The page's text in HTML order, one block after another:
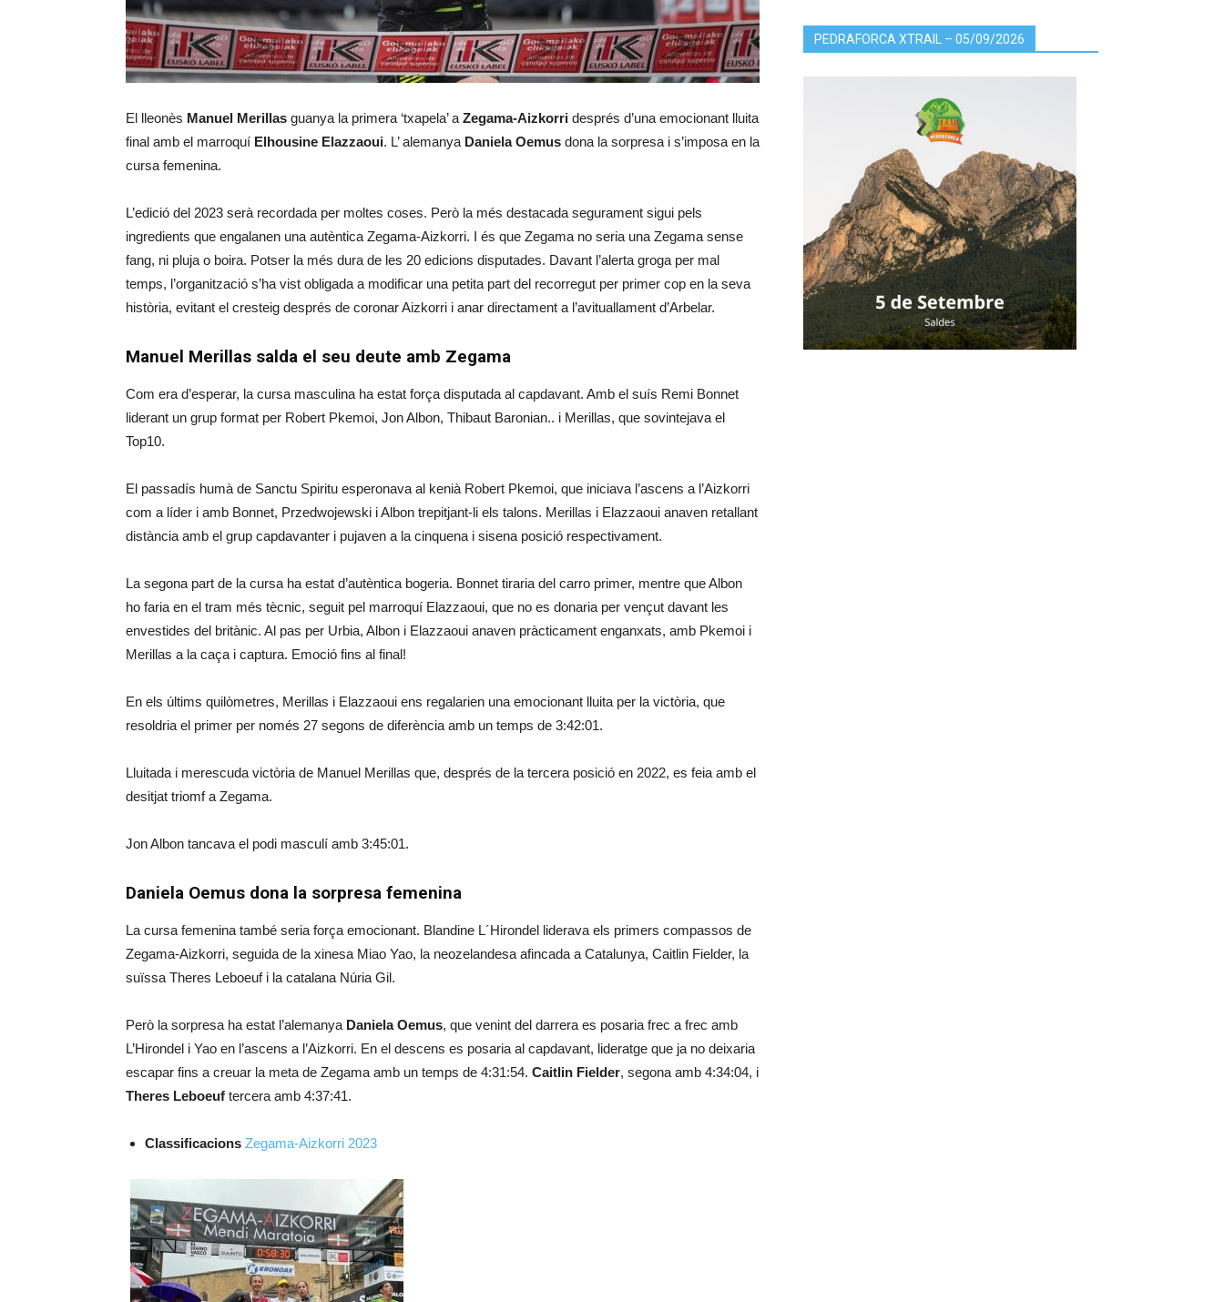
El lleonès Manuel Merillas guanya la primera ‘txapela’ a Zegama-Aizkorri després d’una emocionant lluita
final amb el marroquí Elhousine Elazzaoui. L’ alemanya Daniela Oemus dona la sorpresa i s’imposa en la
cursa femenina.
L’edició del 2023 serà recordada per moltes coses. Però la més destacada segurament sigui pels
ingredients que engalanen una autèntica Zegama-Aizkorri. I és que Zegama no seria una Zegama sense
fang, ni pluja o boira. Potser la més dura de les 20 edicions disputades. Davant l’alerta groga per mal
temps, l’organització s’ha vist obligada a modificar una petita part del recorregut per primer cop en la seva
història, evitant el cresteig després de coronar Aizkorri i anar directament a l’avituallament d’Arbelar.
Manuel Merillas salda el seu deute amb Zegama
Com era d’esperar, la cursa masculina ha estat força disputada al capdavant. Amb el suís Remi Bonnet
liderant un grup format per Robert Pkemoi, Jon Albon, Thibaut Baronian.. i Merillas, que sovintejava el
Top10.
El passadís humà de Sanctu Spiritu esperonava al kenià Robert Pkemoi, que iniciava l’ascens a l’Aizkorri
com a líder i amb Bonnet, Przedwojewski i Albon trepitjant-li els talons. Merillas i Elazzaoui anaven retallant
distància amb el grup capdavanter i pujaven a la cinquena i sisena posició respectivament.
La segona part de la cursa ha estat d’autèntica bogeria. Bonnet tiraria del carro primer, mentre que Albon
ho faria en el tram més tècnic, seguit pel marroquí Elazzaoui, que no es donaria per vençut davant les
envestides del britànic. Al pas per Urbia, Albon i Elazzaoui anaven pràcticament enganxats, amb Pkemoi i
Merillas a la caça i captura. Emoció fins al final!
En els últims quilòmetres, Merillas i Elazzaoui ens regalarien una emocionant lluita per la victòria, que
resoldria el primer per només 27 segons de diferència amb un temps de 3:42:01.
Lluitada i merescuda victòria de Manuel Merillas que, després de la tercera posició en 2022, es feia amb el
desitjat triomf a Zegama.
Jon Albon tancava el podi masculí amb 3:45:01.
Daniela Oemus dona la sorpresa femenina
La cursa femenina també seria força emocionant. Blandine L´Hirondel liderava els primers compassos de
Zegama-Aizkorri, seguida de la xinesa Miao Yao, la neozelandesa afincada a Catalunya, Caitlin Fielder, la
suïssa Theres Leboeuf i la catalana Núria Gil.
Però la sorpresa ha estat l’alemanya Daniela Oemus, que venint del darrera es posaria frec a frec amb
L’Hirondel i Yao en l’ascens a l’Aizkorri. En el descens es posaria al capdavant, lideratge que ja no deixaria
escapar fins a creuar la meta de Zegama amb un temps de 4:31:54. Caitlin Fielder, segona amb 4:34:04, i
Theres Leboeuf tercera amb 4:37:41.
Classificacions Zegama-Aizkorri 2023
PEDRAFORCA XTRAIL – 05/09/2026